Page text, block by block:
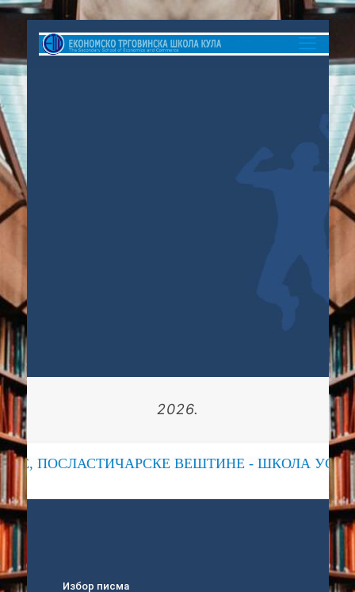
2026.
ПОСЛАСТИЧАРСКЕ ВЕШТИНЕ - ШКОЛА
Избор писма